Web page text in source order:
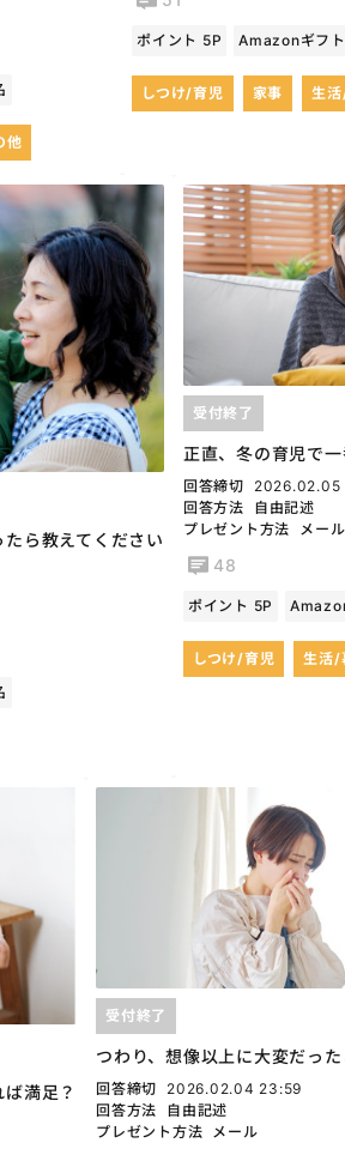
他
ポイント 5P Amazonギフ
しつけ/育児 家事 生
ら教えてください
正直、冬の育児で
受付終了
回答締切
2026.02.05
回答方法
自由記述
プレゼント方法
メール
48
ポイント 5P
しつけ/育児 生活/
満足？
つわり、想像以上に大変だった
受付終了
回答締切
2026.02.04 23:59
回答方法
自由記述
プレゼント方法
メール